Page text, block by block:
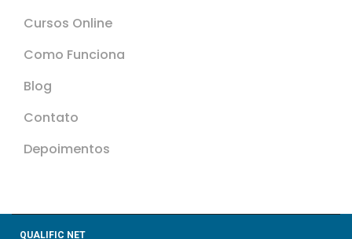
Cursos Online
Como Funciona
Blog
Contato
Depoimentos
QUALIFIC NET